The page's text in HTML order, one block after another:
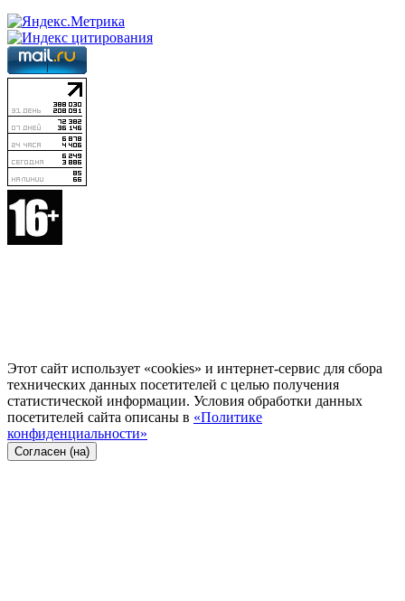
Этот сайт использует «cookies» и интернет-сервис для сбора
технических данных посетителей с целью получения
статистической информации. Условия обработки данных
посетителей сайта описаны в «Политике
конфиденциальности»
Согласен (на)